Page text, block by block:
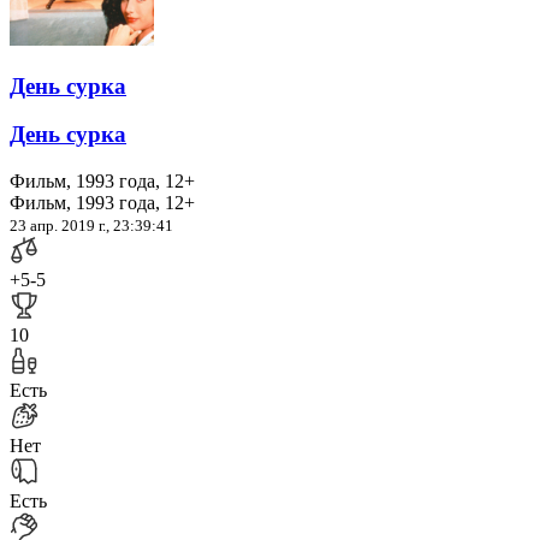
День сурка
День сурка
Фильм, 1993 года, 12+
Фильм, 1993 года, 12+
23 апр. 2019 г., 23:39:41
+5-5
10
Есть
Нет
Есть